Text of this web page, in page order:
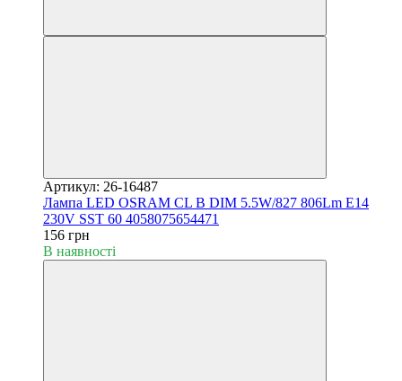
Артикул: 26-16487
Лампа LED OSRAM CL B DIM 5.5W/827 806Lm E14
230V SST 60 4058075654471
156 грн
В наявності